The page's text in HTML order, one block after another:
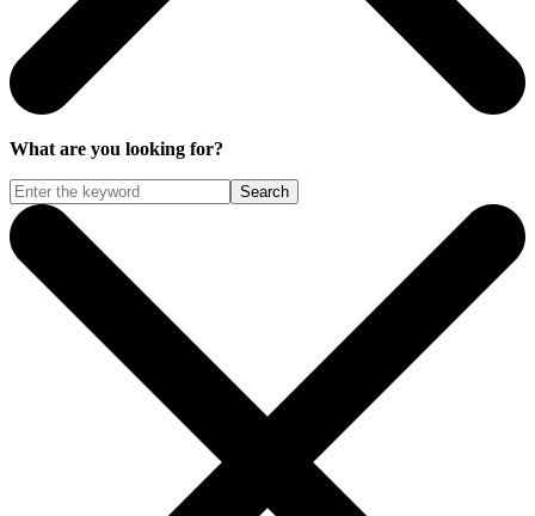
What are you looking for?
Search